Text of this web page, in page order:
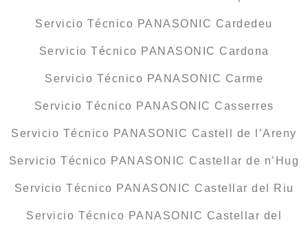
Servicio Técnico PANASONIC Cardedeu
Servicio Técnico PANASONIC Cardona
Servicio Técnico PANASONIC Carme
Servicio Técnico PANASONIC Casserres
Servicio Técnico PANASONIC Castell de l’Areny
Servicio Técnico PANASONIC Castellar de n’Hug
Servicio Técnico PANASONIC Castellar del Riu
Servicio Técnico PANASONIC Castellar del